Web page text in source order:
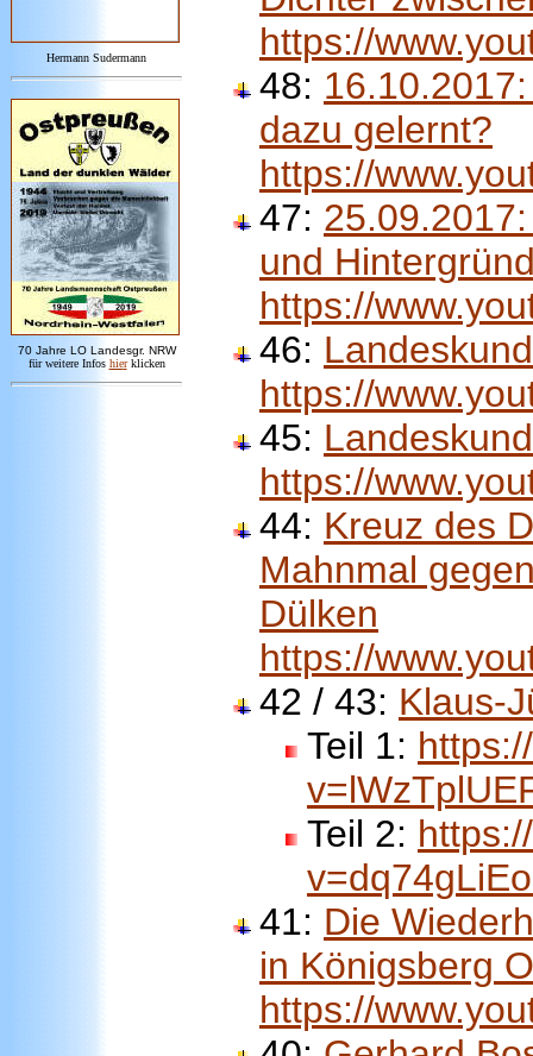
Hermann Sudermann
70 Jahre LO Landesgr. NRW
für weitere Infos hier klicken
https://
48:
dazu gelernt?
https://
47:
und
https://
46:
https://
45:
https://
44: Kreuz des
Mahnmal
Dülken
https://
42 / 43: Klaus-
Teil 1:
Teil 2:
41: Die
in Königsberg
https://